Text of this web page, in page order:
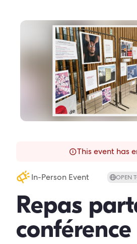
This event has
In-Person Event OPEN
Repas
conférence